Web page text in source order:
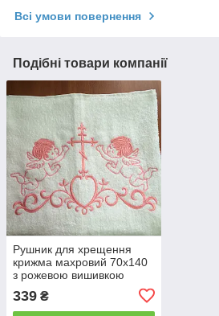
Всі умови повернення
Подібні товари компанії
Рушник для хрещення
крижма махровий 70х140
з рожевою вишивкою
339 ₴